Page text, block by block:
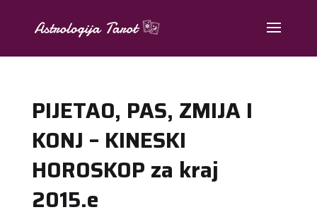
PIJETAO, PAS, ZMIJA I
KONJ – KINESKI
HOROSKOP za kraj
2015.e